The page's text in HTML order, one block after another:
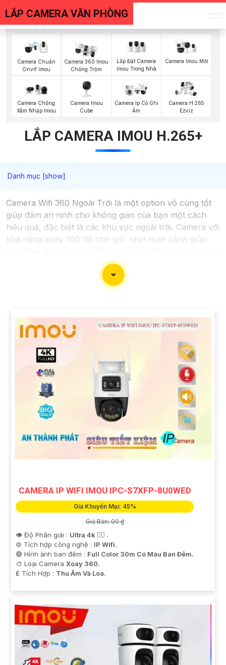
LẮP CAMERA VĂN PHÒNG
Camera Chuẩn
Onvif Imou
Camera 360 Imou
Chống Trộm
Lắp Đặt Camera
Imou Trong Nhà
Camera Imou Mới
Camera Chống
Xâm Nhập Imou
Camera Imou
Cube
Camera Ip Có Ghi
Âm
Camera H.265
Ezviz
LẮP CAMERA IMOU H.265+
Camera Wifi 360 Ngoài Trời là một option vô cùng tốt
giúp đảm an ninh cho không gian của bạn một cách
hiệu quả, đặc biệt là các khu vực ngoài trời. Camera với
khả năng xoay 360 độ cho góc nhìn toàn cảnh giúp
dễ dàng với các chi tiết trong khung hình sẽ được thể
điều kiện thời tiết. ️Với camera wifi 360 ngoài trời, bạn
có thể yên tâm mà không cần lo lắng về việc bị xâm
nhập hoặc mất trội tài sản.
CAMERA IP WIFI IMOU IPC-S7XFP-8U0WED
Giá Khuyến Mại: 45%
Giá Bán: 00 ₫
👁 Độ Phân giải : Ultra 4k 👍🏾 .
⚙ Tích hợp công nghệ : IP Wifi.
🔴 Hình ảnh ban đêm : Full Color 30m Có Màu Ban Ðêm.
🎨 Loại Camera Xoay 360.
️₤ Tích Hợp : Thu Âm Và Loa.